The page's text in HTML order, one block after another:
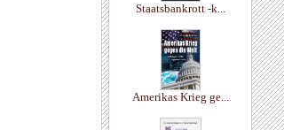
Staatsbankrott -k...
Amerikas Krieg ge...